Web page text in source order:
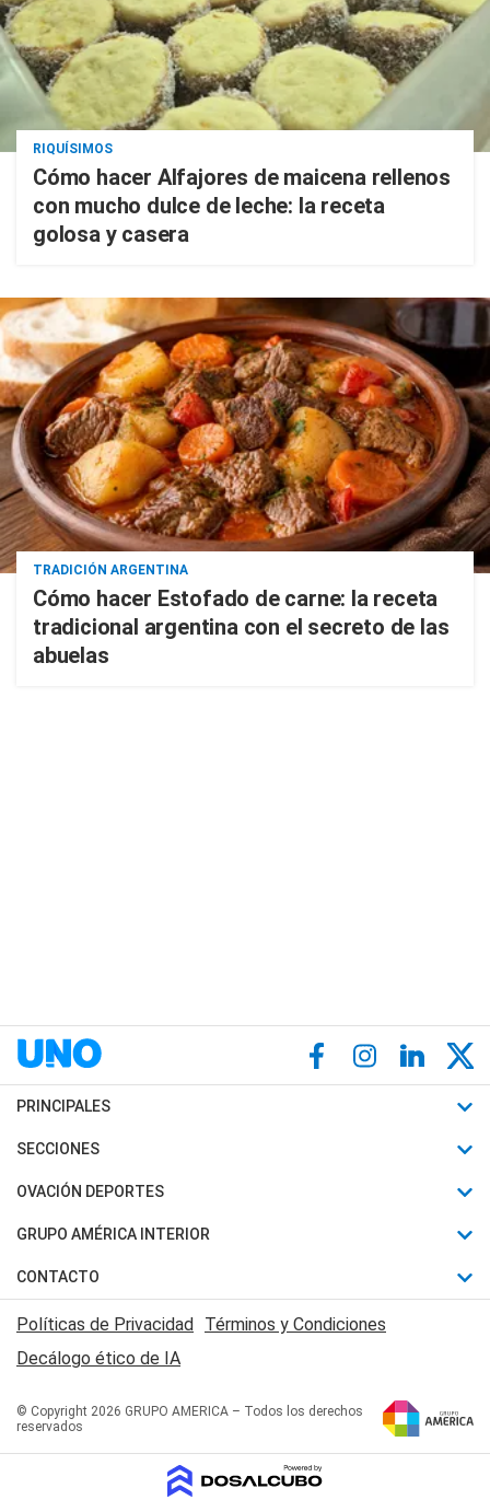
RIQUÍSIMOS
Cómo hacer Alfajores de maicena rellenos
con mucho dulce de leche: la receta
golosa y casera
TRADICIÓN ARGENTINA
Cómo hacer Estofado de carne: la receta
tradicional argentina con el secreto de las
abuelas
PRINCIPALES
Últimas Noticias
Política
Judiciales
Economia
SECCIONES
Horóscopo
Motores
Trucos caseros
Series y Películas
Edictos y Solicitadas
OVACIÓN DEPORTES
Fútbol
Mundial
Automovilismo
Rugby
Básquet
GRUPO AMÉRICA INTERIOR
Canal 7 en Vivo
San Juan 8
CONTACTO
Acerca de Nosotros
Contactanos
Políticas de Privacidad
Términos y Condiciones
Decálogo ético de IA
© Copyright 2026 GRUPO AMERICA – Todos los derechos
reservados